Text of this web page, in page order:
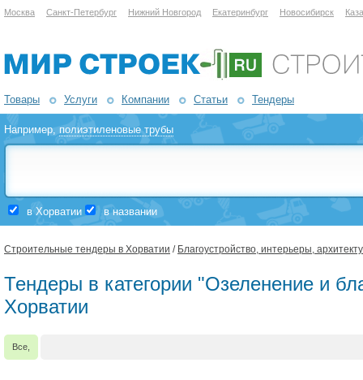
Москва Санкт-Петербург Нижний Новгород Екатеринбург Новосибирск
Товары Услуги Компании Статьи Тендеры
Например,полиэтиленовые трубы
в Хорватии в названии
Строительные тендеры в Хорватии / Благоустройство, интерьеры,
Тендеры в категории "Озеленение и
Хорватии
Все,